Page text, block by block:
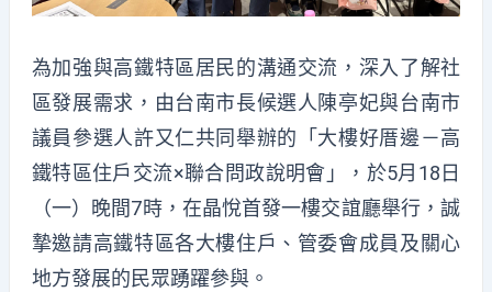
為加強與高鐵特區居民的溝通交流，深入了解社
區發展需求，由台南市長候選人陳亭妃與台南市
議員參選人許又仁共同舉辦的「大樓好厝邊－高
鐵特區住戶交流×聯合問政說明會」，於5月18日
（一）晚間7時，在晶悅首發一樓交誼廳舉行，誠
摯邀請高鐵特區各大樓住戶、管委會成員及關心
地方發展的民眾踴躍參與。